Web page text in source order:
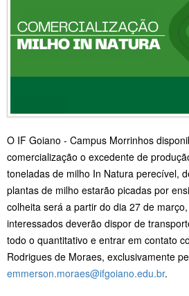
O IF Goiano - Campus Morrinhos
comercialização o excedente de
toneladas de milho In Natura perecível,
plantas de milho estarão picadas por
colheita será a partir do dia 27 de
interessados deverão dispor de
todo o quantitativo e entrar em contato
Rodrigues de Moraes, exclusivamente
emmerson.moraes@ifgoiano.edu.br.